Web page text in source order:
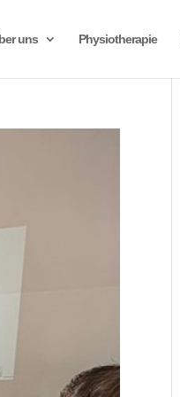
uns Physiotherapie